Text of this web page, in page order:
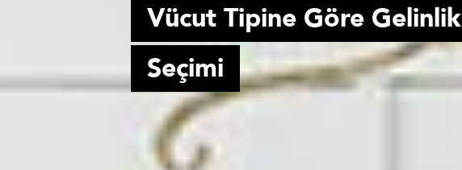
Vücut Tipine Göre Gelinlik
Seçimi